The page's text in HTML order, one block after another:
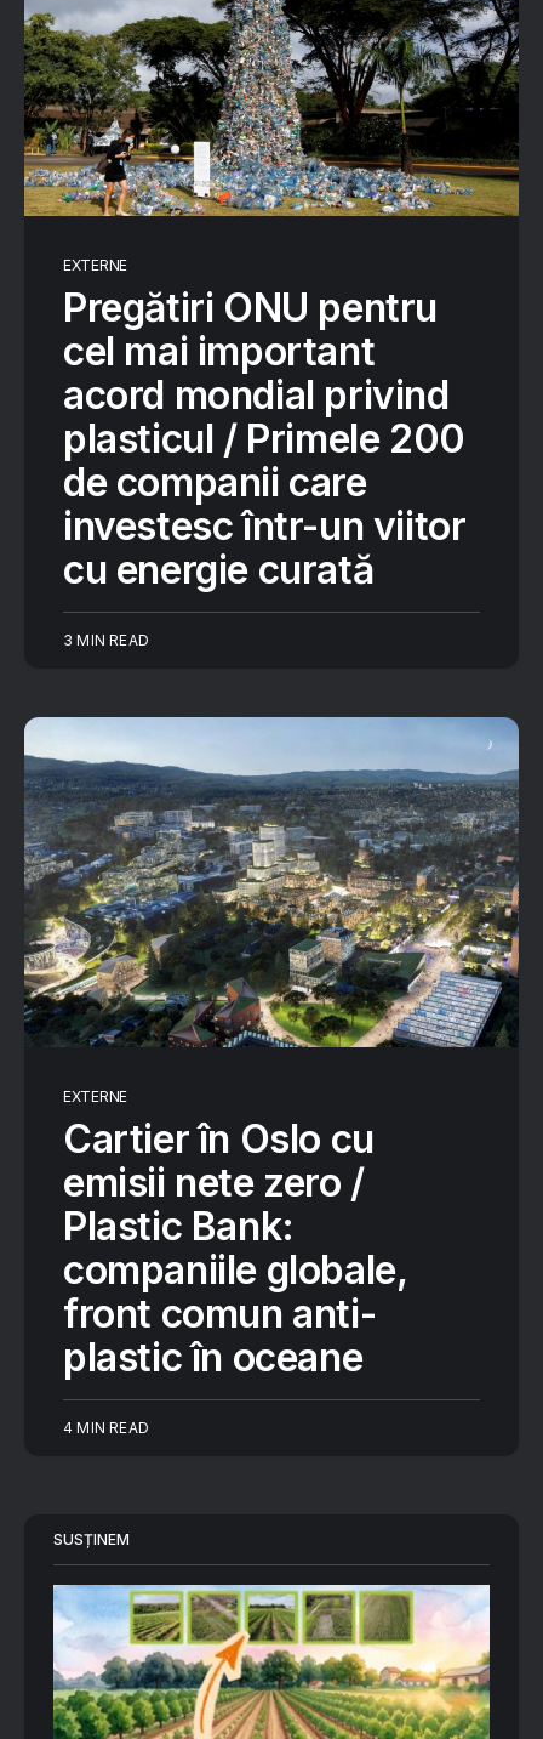
EXTERNE
Pregătiri ONU pentru
cel mai important
acord mondial privind
plasticul / Primele 200
de companii care
investesc într-un viitor
cu energie curată
3 MIN READ
EXTERNE
Cartier în Oslo cu
emisii nete zero /
Plastic Bank:
companiile globale,
front comun anti-
plastic în oceane
4 MIN READ
SUSȚINEM